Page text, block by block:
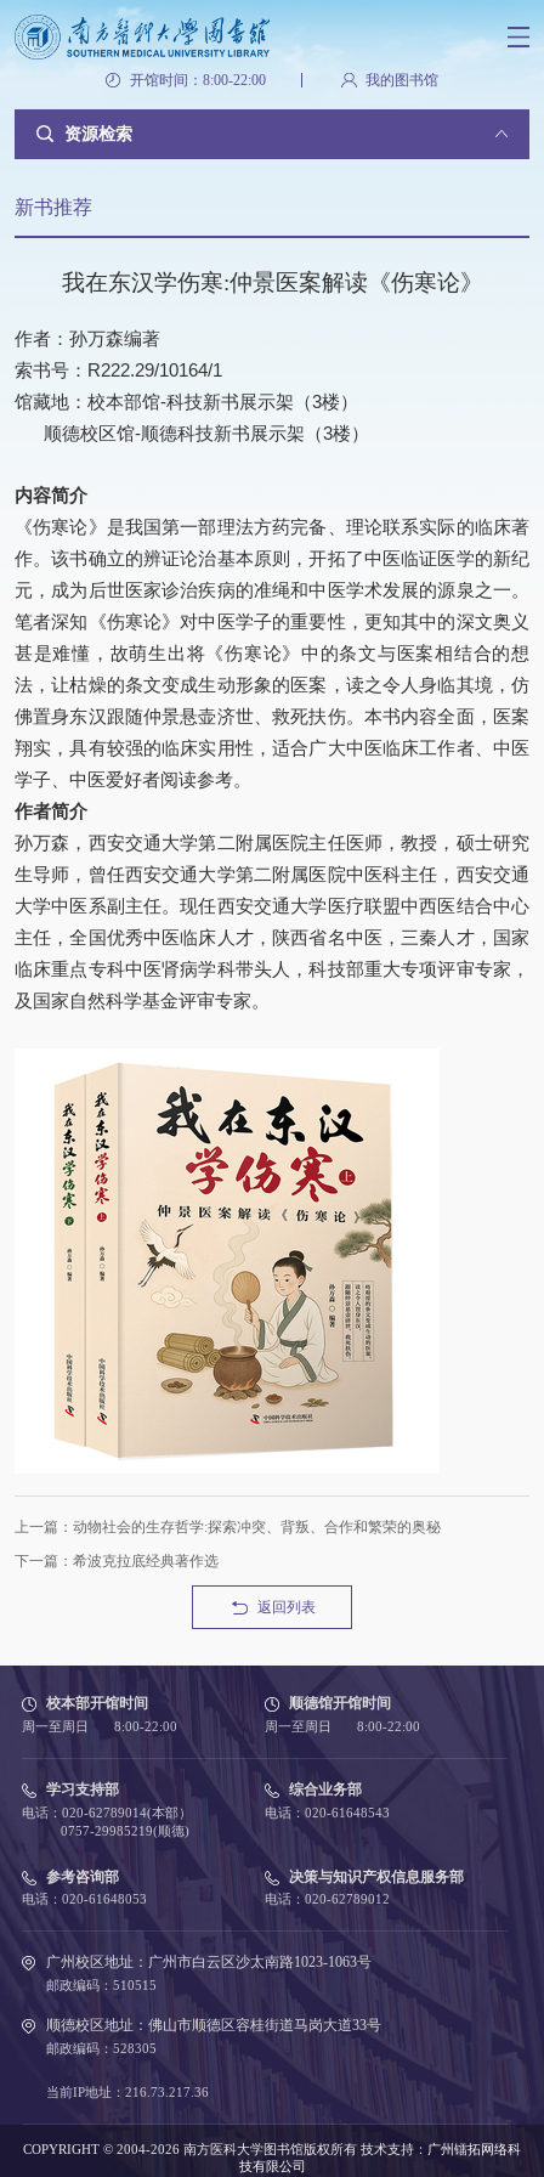
开馆时间：8:00-22:00 我的图书馆
资源检索
新书推荐
我在东汉学伤寒:仲景医案解读《伤寒论》
作者：孙万森编著
索书号：R222.29/10164/1
馆藏地：校本部馆-科技新书展示架（3楼）
顺德校区馆-顺德科技新书展示架（3楼）
内容简介
《伤寒论》是我国第一部理法方药完备、理论联系实际的临床著
作。该书确立的辨证论治基本原则，开拓了中医临证医学的新纪
元，成为后世医家诊治疾病的准绳和中医学术发展的源泉之一。
笔者深知《伤寒论》对中医学子的重要性，更知其中的深文奥义
甚是难懂，故萌生出将《伤寒论》中的条文与医案相结合的想
法，让枯燥的条文变成生动形象的医案，读之令人身临其境，仿
佛置身东汉跟随仲景悬壶济世、救死扶伤。本书内容全面，医案
翔实，具有较强的临床实用性，适合广大中医临床工作者、中医
学子、中医爱好者阅读参考。
作者简介
孙万森，西安交通大学第二附属医院主任医师，教授，硕士研究
生导师，曾任西安交通大学第二附属医院中医科主任，西安交通
大学中医系副主任。现任西安交通大学医疗联盟中西医结合中心
主任，全国优秀中医临床人才，陕西省名中医，三秦人才，国家
临床重点专科中医肾病学科带头人，科技部重大专项评审专家，
及国家自然科学基金评审专家。
上一篇：动物社会的生存哲学:探索冲突、背叛、合作和繁荣的奥秘
下一篇：希波克拉底经典著作选
返回列表
校本部开馆时间
周一至周日 8:00-22:00
顺德馆开馆时间
周一至周日 8:00-22:00
学习支持部
电话：020-62789014(本部）
0757-29985219(顺德)
综合业务部
电话：020-61648543
参考咨询部
电话：020-61648053
决策与知识产权信息服务部
电话：020-62789012
广州校区地址：广州市白云区沙太南路1023-1063号
邮政编码：510515
顺德校区地址：佛山市顺德区容桂街道马岗大道33号
邮政编码：528305
当前IP地址：216.73.217.36
COPYRIGHT © 2004-2026 南方医科大学图书馆版权所有 技术支持： 广州镭拓网络科
技有限公司